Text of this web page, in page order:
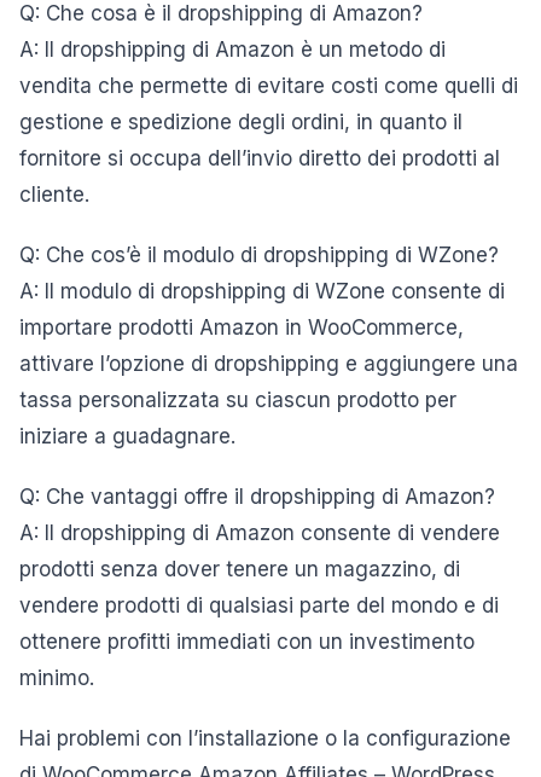
Q: Che cosa è il dropshipping di Amazon?
A: Il dropshipping di Amazon è un metodo di
vendita che permette di evitare costi come quelli di
gestione e spedizione degli ordini, in quanto il
fornitore si occupa dell’invio diretto dei prodotti al
cliente.
Q: Che cos’è il modulo di dropshipping di WZone?
A: Il modulo di dropshipping di WZone consente di
importare prodotti Amazon in WooCommerce,
attivare l’opzione di dropshipping e aggiungere una
tassa personalizzata su ciascun prodotto per
iniziare a guadagnare.
Q: Che vantaggi offre il dropshipping di Amazon?
A: Il dropshipping di Amazon consente di vendere
prodotti senza dover tenere un magazzino, di
vendere prodotti di qualsiasi parte del mondo e di
ottenere profitti immediati con un investimento
minimo.
Hai problemi con l’installazione o la configurazione